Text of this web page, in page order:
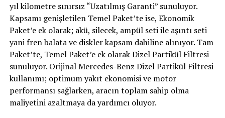
yıl kilometre sınırsız “Uzatılmış Garanti” sunuluyor.
Kapsamı genişletilen Temel Paket’te ise, Ekonomik
Paket’e ek olarak; akü, silecek, ampül seti ile aşıntı seti
yani fren balata ve diskler kapsam dahiline alınıyor. Tam
Paket’te, Temel Paket’e ek olarak Dizel Partikül Filtresi
sunuluyor. Orijinal Mercedes-Benz Dizel Partikül Filtresi
kullanımı; optimum yakıt ekonomisi ve motor
performansı sağlarken, aracın toplam sahip olma
maliyetini azaltmaya da yardımcı oluyor.